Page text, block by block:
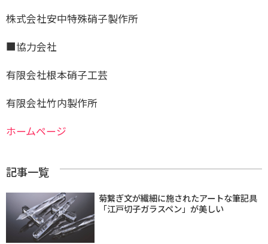
株式会社安中特殊硝子製作所
■協力会社
有限会社根本硝子工芸
有限会社竹内製作所
ホームページ
記事一覧
菊繋ぎ文が繊細に施されたアートな筆記具
「江戸切子ガラスペン」が美しい